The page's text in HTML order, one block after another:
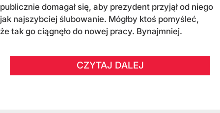
publicznie domagał się, aby prezydent przyjął od niego
jak najszybciej ślubowanie. Mógłby ktoś pomyśleć,
że tak go ciągnęło do nowej pracy. Bynajmniej.
CZYTAJ DALEJ